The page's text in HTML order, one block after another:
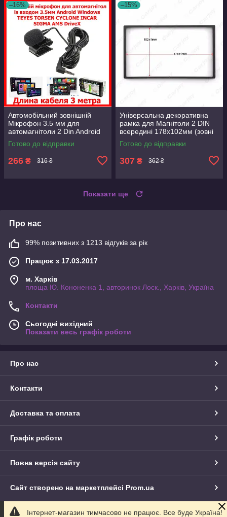
–16%
Автомобільний зовнішній
Мікрофон 3.5 мм для
автомагнітоли 2 Din Android
Windows TEYES Cyclone
довжина кабелю 3 метри
Готово до відправки
266 ₴ 316 ₴
–15%
Універсальна декоративна
рамка для Магнітоли 2 DIN
всередині 178х102мм (зовні
189х109мм)
Готово до відправки
307 ₴ 362 ₴
Показати ще
Про нас
99% позитивних з 1213 відгуків за рік
Працює з 17.03.2017
м. Харків
площа Ю. Кононенка 1, авторинок Лоск., Харків, Україна
Контакти
Сьогодні вихідний
Показати весь графік роботи
Про нас
Контакти
Доставка та оплата
Графік роботи
Повна версія сайту
Сайт створено на маркетплейсі Prom.ua
Політика конфіденційності
Інтернет-магазин тимчасово не працює. Все буде Україна!